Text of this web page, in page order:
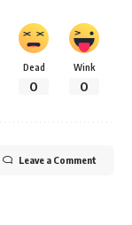
Dead
0
Wink
0
Leave a Comment